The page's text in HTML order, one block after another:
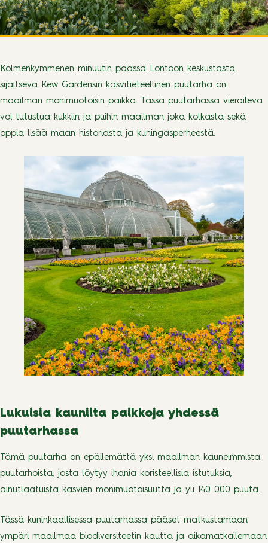
Kolmenkymmenen minuutin päässä Lontoon keskustasta
sijaitseva Kew Gardensin kasvitieteellinen puutarha on
maailman monimuotoisin paikka. Tässä puutarhassa vieraileva
voi tutustua kukkiin ja puihin maailman joka kolkasta sekä
oppia lisää maan historiasta ja kuningasperheestä.
Lukuisia kauniita paikkoja yhdessä
puutarhassa
Tämä puutarha on epäilemättä yksi maailman kauneimmista
puutarhoista, josta löytyy ihania koristeellisia istutuksia,
ainutlaatuista kasvien monimuotoisuutta ja yli 140 000 puuta.
Tässä kuninkaallisessa puutarhassa pääset matkustamaan
ympäri maailmaa biodiversiteetin kautta ja aikamatkailemaan